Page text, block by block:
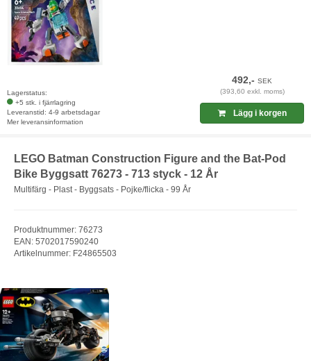
Lagerstatus:
+5 stk. i fjärrlagring
Leveranstid: 4-9 arbetsdagar
Mer leveransinformation
492,-SEK
(393,60 exkl. moms)
Lägg i korgen
LEGO Batman Construction Figure and the Bat-Pod
Bike Byggsatt 76273 - 713 styck - 12 År
Multifärg - Plast - Byggsats - Pojke/flicka - 99 År
Produktnummer: 76273
EAN: 5702017590240
Artikelnummer: F24865503